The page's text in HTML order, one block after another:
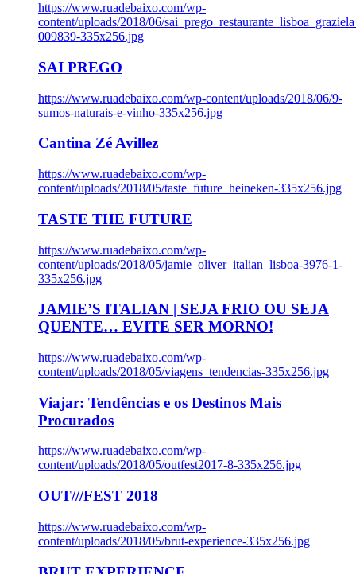
https://www.ruadebaixo.com/wp-
content/uploads/2018/06/
009839-335x256.jpg
SAI PREGO
https://www.ruadebaixo.com/wp-content/uploads/2018/06/9-
sumos-naturais-e-vinho-335x256.jpg
Cantina Zé Avillez
https://www.ruadebaixo.com/wp-
content/uploads/2018/05/taste_future_heineken-335x256.jpg
TASTE THE FUTURE
https://www.ruadebaixo.com/wp-
content/uploads/2018/05/jamie_oliver_italian_lisboa-3976-1-
335x256.jpg
JAMIE’S ITALIAN | SEJA FRIO OU SEJA
QUENTE… EVITE SER MORNO!
https://www.ruadebaixo.com/wp-
content/uploads/2018/05/viagens_tendencias-335x256.jpg
Viajar: Tendências e os Destinos Mais
Procurados
https://www.ruadebaixo.com/wp-
content/uploads/2018/05/outfest2017-8-335x256.jpg
OUT///FEST 2018
https://www.ruadebaixo.com/wp-
content/uploads/2018/05/brut-experience-335x256.jpg